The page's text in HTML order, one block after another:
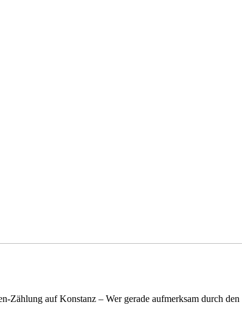
Zählung auf Konstanz – Wer gerade aufmerksam durch